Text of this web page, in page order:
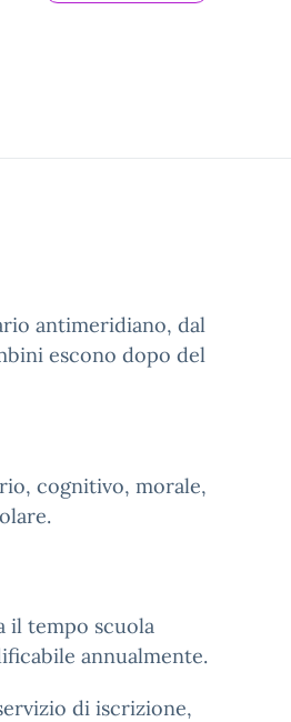
antimeridiano, dal
escono dopo del
cognitivo, morale,
il tempo scuola
annualmente.
di iscrizione,